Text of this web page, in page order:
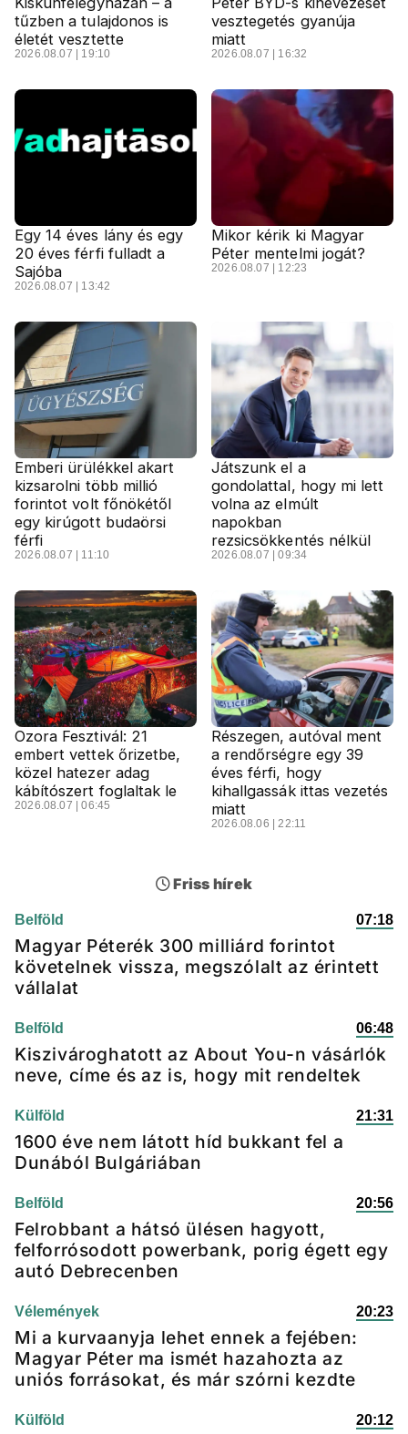
tűzben a tulajdonos is
életét vesztette
2026.08.07 | 19:10
vesztegetés gyanúja
miatt
2026.08.07 | 16:32
Egy 14 éves lány és egy
20 éves férfi fulladt a
Sajóba
2026.08.07 | 13:42
Mikor kérik ki Magyar
Péter mentelmi jogát?
2026.08.07 | 12:23
Emberi ürülékkel akart
kizsarolni több millió
forintot volt főnökétől
egy kirúgott budaörsi
férfi
2026.08.07 | 11:10
Játszunk el a
gondolattal, hogy mi lett
volna az elmúlt
napokban
rezsicsökkentés nélkül
2026.08.07 | 09:34
Ozora Fesztivál: 21
embert vettek őrizetbe,
közel hatezer adag
kábítószert foglaltak le
2026.08.07 | 06:45
Részegen, autóval ment
a rendőrségre egy 39
éves férfi, hogy
kihallgassák ittas vezetés
miatt
2026.08.06 | 22:11
Friss hírek
Belföld 07:18
Magyar Péterék 300 milliárd forintot
követelnek vissza, megszólalt az érintett
vállalat
Belföld 06:48
Kiszivároghatott az About You-n vásárlók
neve, címe és az is, hogy mit rendeltek
Külföld 21:31
1600 éve nem látott híd bukkant fel a
Dunából Bulgáriában
Belföld 20:56
Felrobbant a hátsó ülésen hagyott,
felforrósodott powerbank, porig égett egy
autó Debrecenben
Vélemények 20:23
Mi a kurvaanyja lehet ennek a fejében:
Magyar Péter ma ismét hazahozta az
uniós forrásokat, és már szórni kezdte
Külföld 20:12